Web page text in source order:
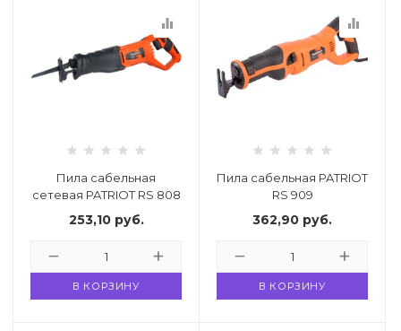
equalizer
Пила сабельная
сетевая PATRIOT RS 808
253,10 руб.
В КОРЗИНУ
equalizer
Пила сабельная PATRIOT
RS 909
362,90 руб.
В КОРЗИНУ